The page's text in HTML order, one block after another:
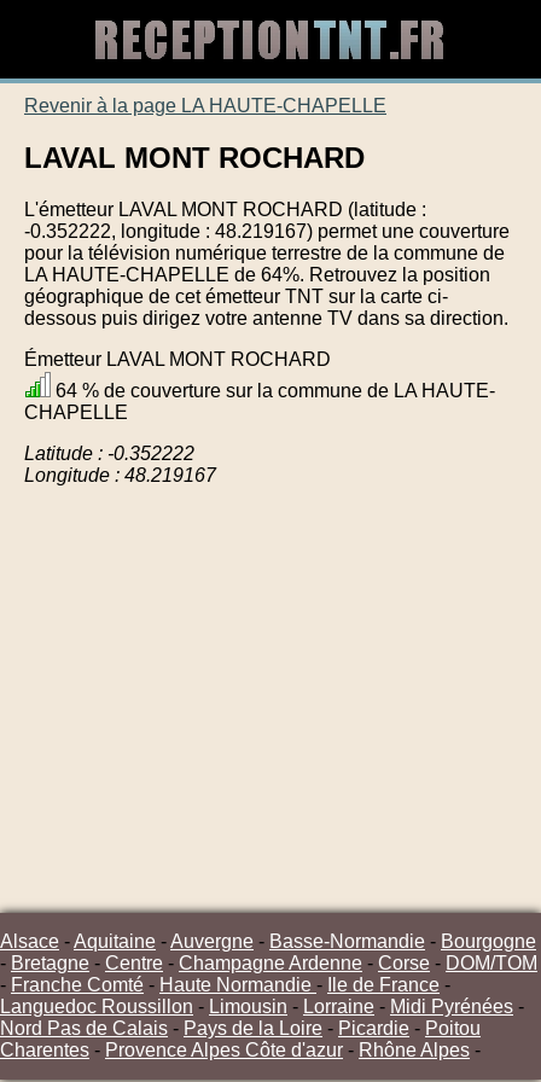
Revenir à la page LA HAUTE-CHAPELLE
LAVAL MONT ROCHARD
L'émetteur LAVAL MONT ROCHARD (latitude :
-0.352222, longitude : 48.219167) permet une couverture
pour la télévision numérique terrestre de la commune de
LA HAUTE-CHAPELLE de 64%. Retrouvez la position
géographique de cet émetteur TNT sur la carte ci-
dessous puis dirigez votre antenne TV dans sa direction.
Émetteur LAVAL MONT ROCHARD
64 % de couverture sur la commune de LA HAUTE-
CHAPELLE
Latitude : -0.352222
Longitude : 48.219167
Alsace -Aquitaine -Auvergne - Basse-Normandie - Bourgogne
- Bretagne - Centre - Champagne Ardenne - Corse - DOM/TOM
- Franche Comté - Haute Normandie - Ile de France -
Languedoc Roussillon - Limousin - Lorraine - Midi Pyrénées -
Nord Pas de Calais - Pays de la Loire - Picardie - Poitou
Charentes - Provence Alpes Côte d'azur - Rhône Alpes -